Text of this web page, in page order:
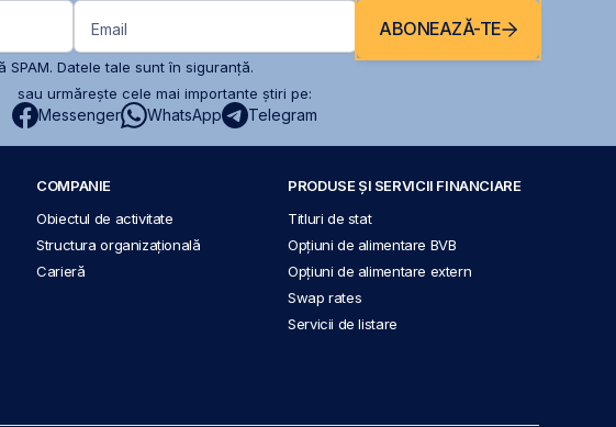
Email ABONEAZĂ-TE
Datele tale sunt în siguranță.
sau urmărește cele mai importante știri pe:
Messenger WhatsApp Telegram
COMPANIE
Obiectul de activitate
Structura organizațională
Carieră
PRODUSE ȘI SERVICII FINANCIARE
Titluri de stat
Opțiuni de alimentare BVB
Opțiuni de alimentare extern
Swap rates
Servicii de listare